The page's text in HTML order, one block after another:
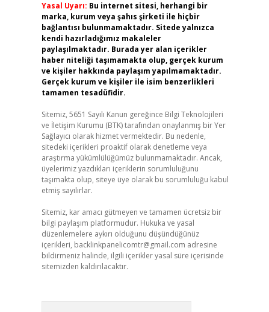
Yasal Uyarı: Bu internet sitesi, herhangi bir
marka, kurum veya şahıs şirketi ile hiçbir
bağlantısı bulunmamaktadır. Sitede yalnızca
kendi hazırladığımız makaleler
paylaşılmaktadır. Burada yer alan içerikler
haber niteliği taşımamakta olup, gerçek kurum
ve kişiler hakkında paylaşım yapılmamaktadır.
Gerçek kurum ve kişiler ile isim benzerlikleri
tamamen tesadüfidir.
Sitemiz, 5651 Sayılı Kanun gereğince Bilgi Teknolojileri
ve İletişim Kurumu (BTK) tarafından onaylanmış bir Yer
Sağlayıcı olarak hizmet vermektedir. Bu nedenle,
sitedeki içerikleri proaktif olarak denetleme veya
araştırma yükümlülüğümüz bulunmamaktadır. Ancak,
üyelerimiz yazdıkları içeriklerin sorumluluğunu
taşımakta olup, siteye üye olarak bu sorumluluğu kabul
etmiş sayılırlar.
Sitemiz, kar amacı gütmeyen ve tamamen ücretsiz bir
bilgi paylaşım platformudur. Hukuka ve yasal
düzenlemelere aykırı olduğunu düşündüğünüz
içerikleri, backlinkpanelicomtr@gmail.com adresine
bildirmeniz halinde, ilgili içerikler yasal süre içerisinde
sitemizden kaldırılacaktır.